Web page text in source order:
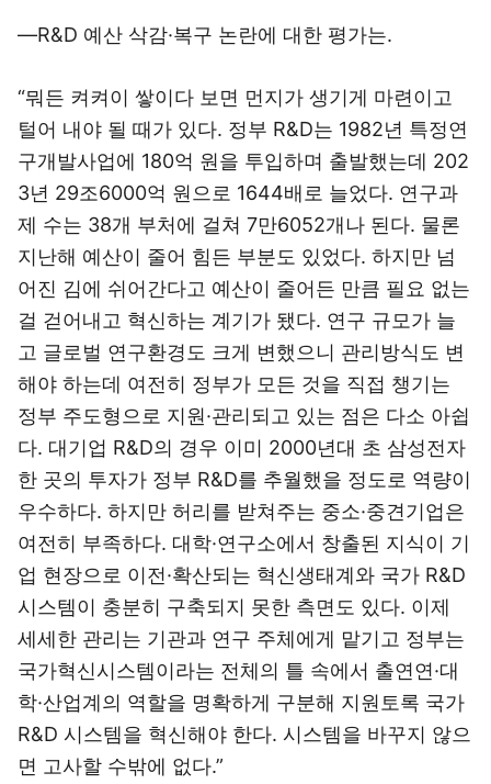
―R&D 예산 삭감·복구 논란에 대한 평가는.
“뭐든 켜켜이 쌓이다 보면 먼지가 생기게 마련이고
털어 내야 될 때가 있다. 정부 R&D는 1982년 특정연
구개발사업에 180억 원을 투입하며 출발했는데 202
3년 29조6000억 원으로 1644배로 늘었다. 연구과
제 수는 38개 부처에 걸쳐 7만6052개나 된다. 물론
지난해 예산이 줄어 힘든 부분도 있었다. 하지만 넘
어진 김에 쉬어간다고 예산이 줄어든 만큼 필요 없는
걸 걷어내고 혁신하는 계기가 됐다. 연구 규모가 늘
고 글로벌 연구환경도 크게 변했으니 관리방식도 변
해야 하는데 여전히 정부가 모든 것을 직접 챙기는
정부 주도형으로 지원·관리되고 있는 점은 다소 아쉽
다. 대기업 R&D의 경우 이미 2000년대 초 삼성전자
한 곳의 투자가 정부 R&D를 추월했을 정도로 역량이
우수하다. 하지만 허리를 받쳐주는 중소·중견기업은
여전히 부족하다. 대학·연구소에서 창출된 지식이 기
업 현장으로 이전·확산되는 혁신생태계와 국가 R&D
시스템이 충분히 구축되지 못한 측면도 있다. 이제
세세한 관리는 기관과 연구 주체에게 맡기고 정부는
국가혁신시스템이라는 전체의 틀 속에서 출연연·대
학·산업계의 역할을 명확하게 구분해 지원토록 국가
R&D 시스템을 혁신해야 한다. 시스템을 바꾸지 않으
면 고사할 수밖에 없다.”